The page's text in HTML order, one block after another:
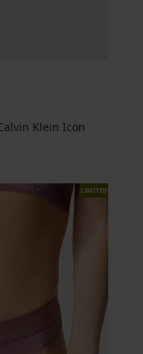
Klein Icon
LIMITED